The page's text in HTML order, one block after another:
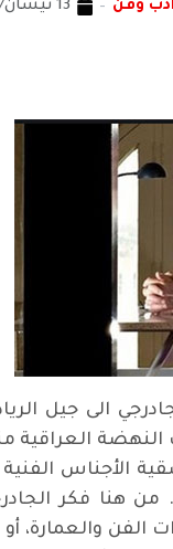
ادب وفن 13 نيسان/أبريل 2020
الى جيل
النهضة
الأجناس
. من هنا فكر
الفن والعمارة،